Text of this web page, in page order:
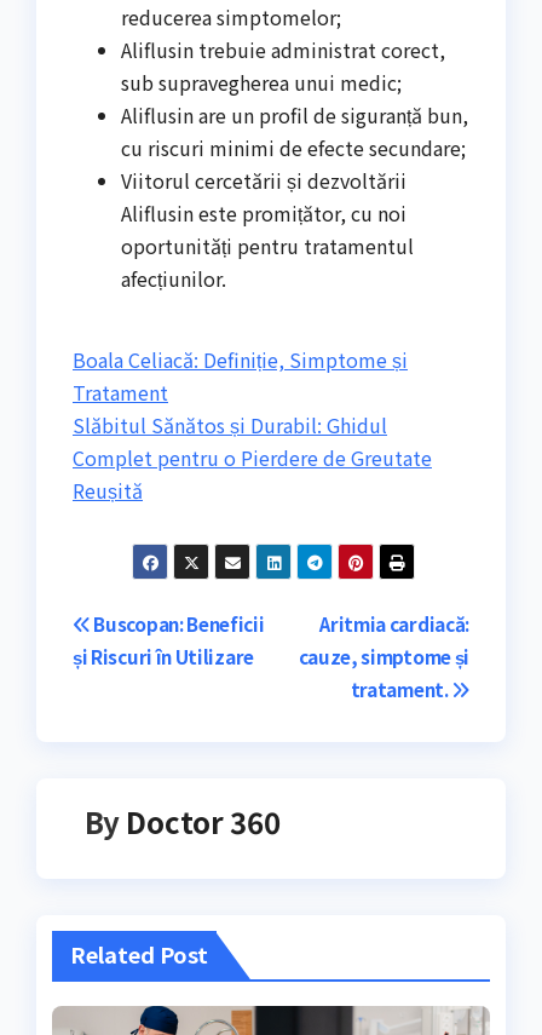
reducerea simptomelor;
Aliflusin trebuie administrat corect,
sub supravegherea unui medic;
Aliflusin are un profil de siguranță bun,
cu riscuri minimi de efecte secundare;
Viitorul cercetării și dezvoltării
Aliflusin este promițător, cu noi
oportunități pentru tratamentul
afecțiunilor.
Boala Celiacă: Definiție, Simptome și
Tratament
Slăbitul Sănătos și Durabil: Ghidul
Complet pentru o Pierdere de Greutate
Reușită
Navigare
în
Aritmia cardiacă:
cauze, simptome și
tratament.
Buscopan: Beneficii
și Riscuri în Utilizare
By Doctor 360
Related Post